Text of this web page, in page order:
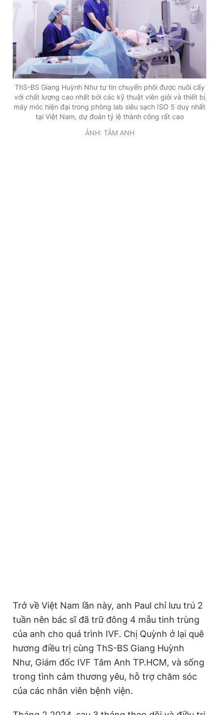
ThS-BS Giang Huỳnh Như tự tin chuyển phôi được nuôi cấy
với chất lượng cao nhất bởi các kỹ thuật viên giỏi và thiết bị
máy móc hiện đại trong phòng lab siêu sạch ISO 5 duy nhất
tại Việt Nam, dự đoán tỷ lệ thành công rất cao
ẢNH: TÂM ANH
Trở về Việt Nam lần này, anh Paul chỉ lưu trú 2
tuần nên bác sĩ đã trữ đông 4 mẫu tinh trùng
của anh cho quá trình IVF. Chị Quỳnh ở lại quê
hương điều trị cùng ThS-BS Giang Huỳnh
Như, Giám đốc IVF Tâm Anh TP.HCM, và sống
trong tình cảm thương yêu, hỗ trợ chăm sóc
của các nhân viên bệnh viện.